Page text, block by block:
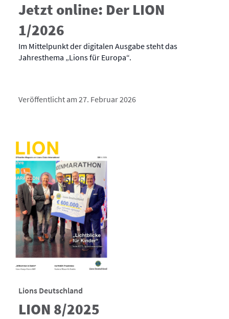
Jetzt online: Der LION
1/2026
Im Mittelpunkt der digitalen Ausgabe steht das
Jahresthema „Lions für Europa“.
Veröffentlicht am 27. Februar 2026
Lions Deutschland
LION 8/2025